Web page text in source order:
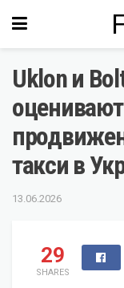
Uklon и
такси в
13.06.2026
29
SHARES